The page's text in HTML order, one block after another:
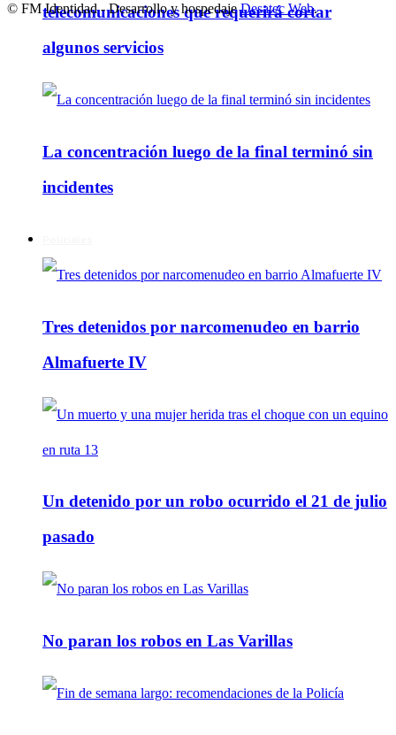
telecomunicaciones que requerirá cortar
algunos servicios
La concentración luego de la final terminó sin
incidentes
Tres detenidos por narcomenudeo en barrio
Almafuerte IV
Un detenido por un robo ocurrido el 21 de julio
pasado
No paran los robos en Las Varillas
© FM Identidad - Desarrollo y hospedajeDesatec Web.